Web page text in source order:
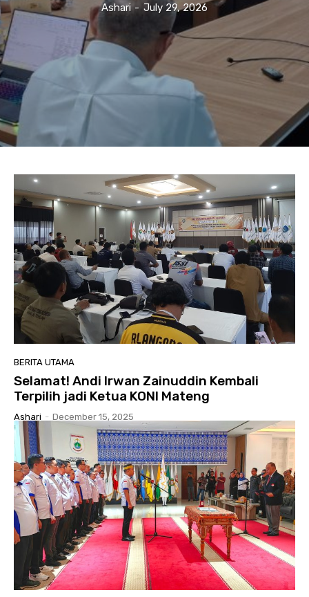
Ashari - July 29, 2026
BERITA UTAMA
Selamat! Andi Irwan Zainuddin Kembali
Terpilih jadi Ketua KONI Mateng
Ashari - December 15, 2025